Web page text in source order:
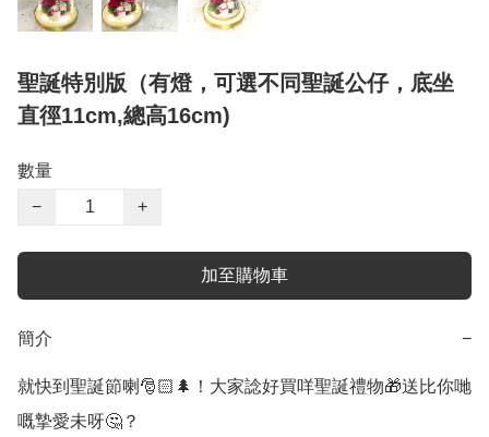
聖誕特別版（有燈，可選不同聖誕公仔，底坐
直徑11cm,總高16cm)
數量
−
+
加至購物車
簡介 −
就快到聖誕節喇🎅🏻🌲！大家諗好買咩聖誕禮物🎁送比你哋
嘅摯愛未呀🤔？